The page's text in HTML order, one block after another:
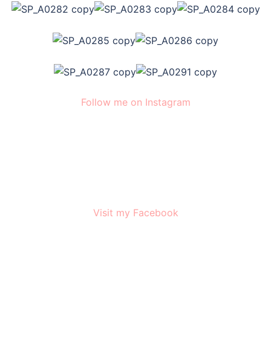
Follow me on Instagram
Visit my Facebook